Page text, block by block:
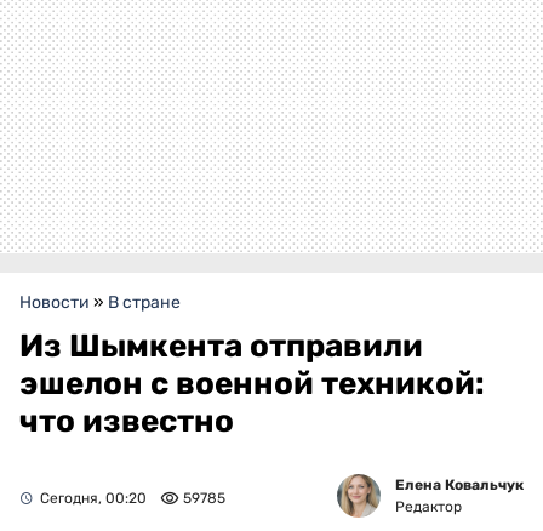
Новости » В стране
Из Шымкента отправили
эшелон с военной техникой:
что известно
Сегодня, 00:20 59785
Елена Ковальчук
Редактор